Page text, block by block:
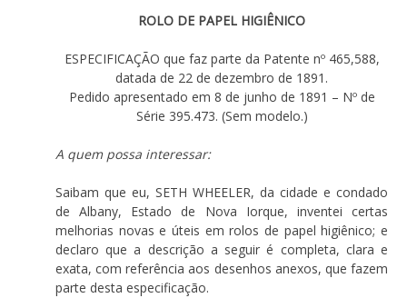
ROLO DE PAPEL HIGIÊNICO
ESPECIFICAÇÃO que faz parte da Patente nº 465,588,
datada de 22 de dezembro de 1891.
Pedido apresentado em 8 de junho de 1891 – Nº de
Série 395.473. (Sem modelo.)
A quem possa interessar:
Saibam que eu, SETH WHEELER, da cidade e condado
de Albany, Estado de Nova Iorque, inventei certas
melhorias novas e úteis em rolos de papel higiênico; e
declaro que a descrição a seguir é completa, clara e
exata, com referência aos desenhos anexos, que fazem
parte desta especificação.